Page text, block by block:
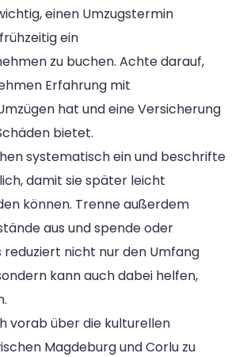
einen Umzugstermin
ein
zu buchen. Achte darauf,
Erfahrung mit
hat und eine Versicherung
bietet.
systematisch ein und beschrifte
damit sie später leicht
können. Trenne außerdem
aus und spende oder
reduziert nicht nur den Umfang
kann auch dabei helfen,
vorab über die kulturellen
Magdeburg und Corlu zu